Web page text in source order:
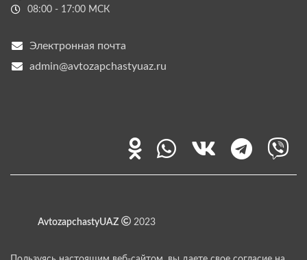
08:00 - 17:00 МСК
Электронная почта
admin@avtozapchastyuaz.ru
AvtozapchastyUAZ 2023